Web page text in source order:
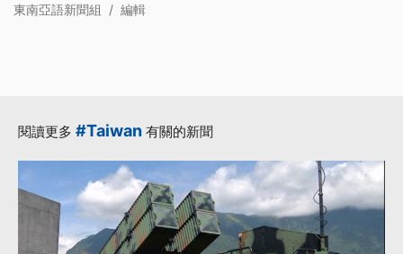
東南亞語新聞組 / 編輯
閱讀更多 #Taiwan 有關的新聞